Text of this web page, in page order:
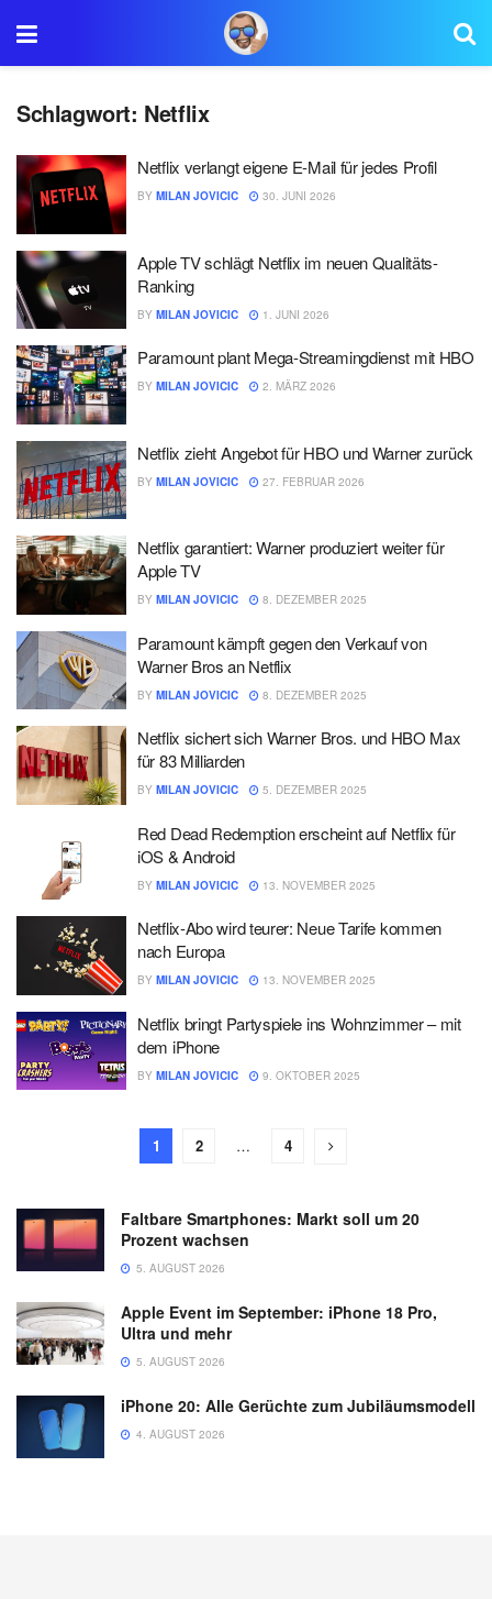
Schlagwort: Netflix
Netflix verlangt eigene E-Mail für jedes Profil
BY MILAN JOVICIC 30. JUNI 2026
Apple TV schlägt Netflix im neuen Qualitäts-
Ranking
BY MILAN JOVICIC 1. JUNI 2026
Paramount plant Mega-Streamingdienst mit HBO
BY MILAN JOVICIC 2. MÄRZ 2026
Netflix zieht Angebot für HBO und Warner zurück
BY MILAN JOVICIC 27. FEBRUAR 2026
Netflix garantiert: Warner produziert weiter für
Apple TV
BY MILAN JOVICIC 8. DEZEMBER 2025
Paramount kämpft gegen den Verkauf von
Warner Bros an Netflix
BY MILAN JOVICIC 8. DEZEMBER 2025
Netflix sichert sich Warner Bros. und HBO Max
für 83 Milliarden
BY MILAN JOVICIC 5. DEZEMBER 2025
Red Dead Redemption erscheint auf Netflix für
iOS & Android
BY MILAN JOVICIC 13. NOVEMBER 2025
Netflix-Abo wird teurer: Neue Tarife kommen
nach Europa
BY MILAN JOVICIC 13. NOVEMBER 2025
Netflix bringt Partyspiele ins Wohnzimmer – mit
dem iPhone
BY MILAN JOVICIC 9. OKTOBER 2025
1 2 … 4
Faltbare Smartphones: Markt soll um 20
Prozent wachsen
5. AUGUST 2026
Apple Event im September: iPhone 18 Pro,
Ultra und mehr
5. AUGUST 2026
iPhone 20: Alle Gerüchte zum Jubiläumsmodell
4. AUGUST 2026